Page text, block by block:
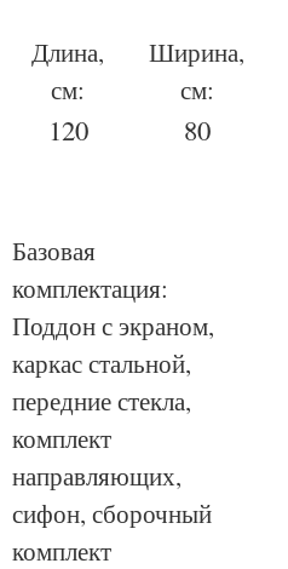
Длина,
см:
120
Ширина,
см:
80
Базовая
комплектация:
Поддон с экраном,
каркас стальной,
передние стекла,
комплект
направляющих,
сифон, сборочный
комплект